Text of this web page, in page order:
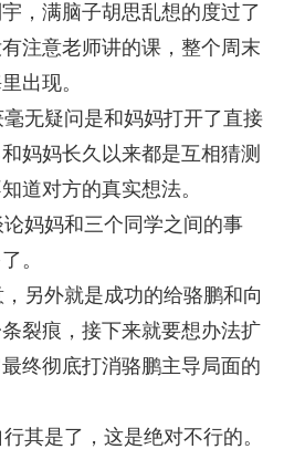
，满脑子胡思乱想的度过了
注意老师讲的课，整个周末
出现。
无疑问是和妈妈打开了直接
妈妈长久以来都是互相猜测
道对方的真实想法。
妈妈和三个同学之间的事
。
另外就是成功的给骆鹏和向
裂痕，接下来就要想办法扩
终彻底打消骆鹏主导局面的
其是了，这是绝对不行的。